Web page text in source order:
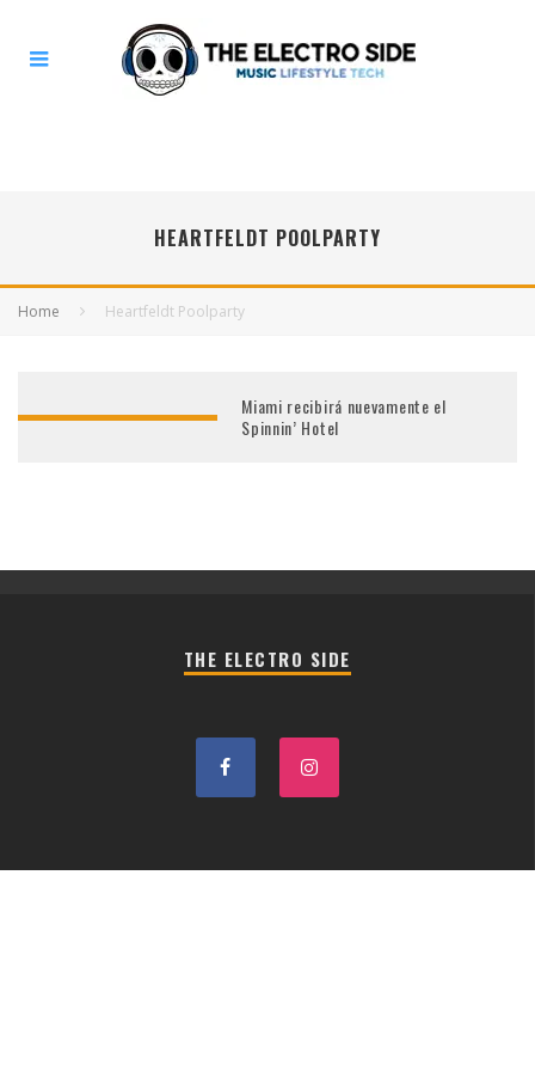
HEARTFELDT POOLPARTY
Home Heartfeldt Poolparty
Miami recibirá nuevamente el
Spinnin’ Hotel
THE ELECTRO SIDE